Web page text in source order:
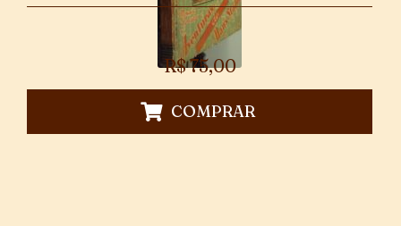
R$75,00
COMPRAR